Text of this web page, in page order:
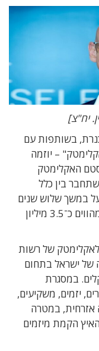
יח"צ]
בשותפות עם
– יוזמה
האקלימטק
בין כלל
במשך שלוש שנים
בהשקעה כוללת של כ־12 מיליון שקל, המהווים כ־3.5 מיליון
של רשות
של ישראל בתחום
במסגרת
יזמים, משקיעים,
אזרחית, במטרה
הקמת מיזמים